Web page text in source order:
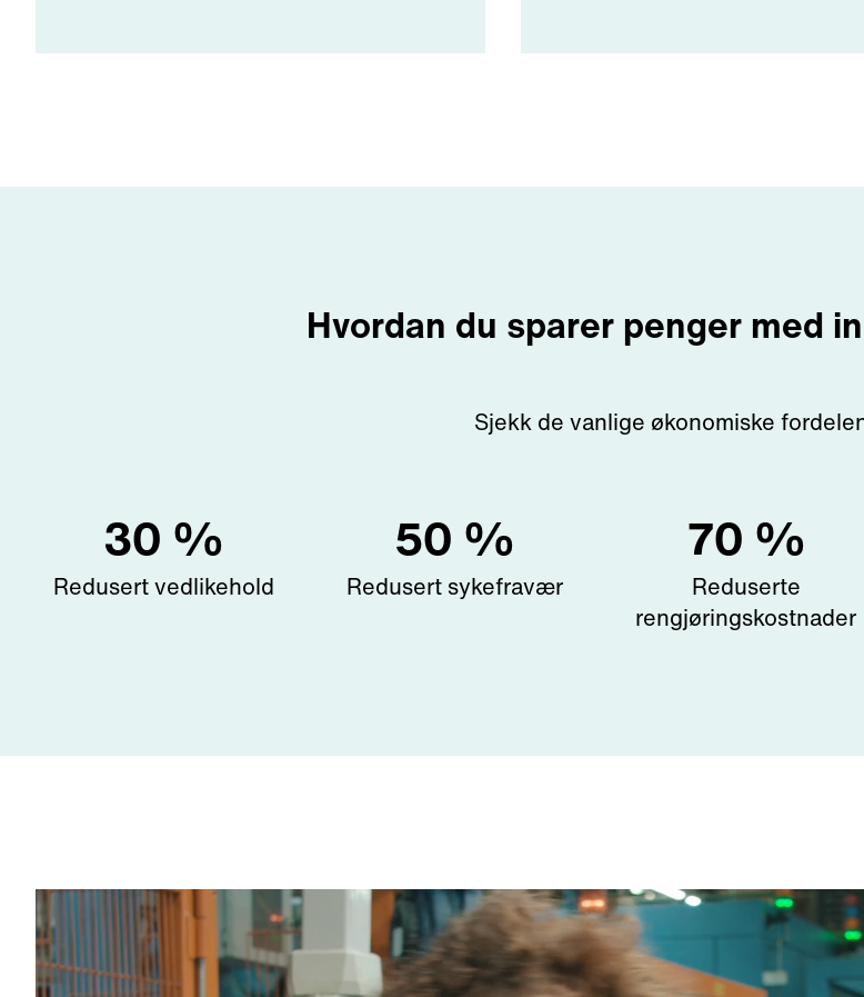
Hvordan du sparer penger med
Sjekk de vanlige økonomiske
30 %
Redusert vedlikehold
50 %
Redusert sykefravær
70 %
Reduserte
rengjøringskostnader